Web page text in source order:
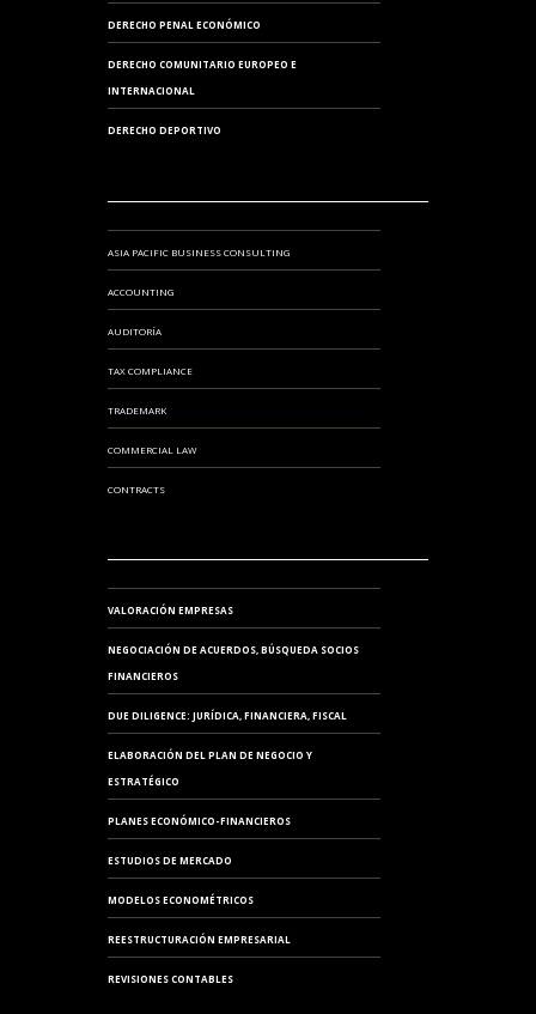
DERECHO PENAL ECONÓMICO
DERECHO COMUNITARIO EUROPEO E
INTERNACIONAL
DERECHO DEPORTIVO
ASIA PACIFIC BUSINESS CONSULTING
ACCOUNTING
AUDITORÍA
TAX COMPLIANCE
TRADEMARK
COMMERCIAL LAW
CONTRACTS
VALORACIÓN EMPRESAS
NEGOCIACIÓN DE ACUERDOS, BÚSQUEDA SOCIOS
FINANCIEROS
DUE DILIGENCE: JURÍDICA, FINANCIERA, FISCAL
ELABORACIÓN DEL PLAN DE NEGOCIO Y
ESTRATÉGICO
PLANES ECONÓMICO-FINANCIEROS
ESTUDIOS DE MERCADO
MODELOS ECONOMÉTRICOS
REESTRUCTURACIÓN EMPRESARIAL
REVISIONES CONTABLES